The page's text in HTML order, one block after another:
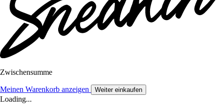
Zwischensumme
Meinen Warenkorb anzeigen Weiter einkaufen
Loading...